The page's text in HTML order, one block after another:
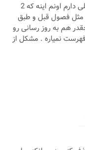
سلام ممنون از آموزش خوبتون ، من یه مشکلی دارم اونم اینه که 2
مثل فصول قبل و طبق
هم به روز رسانی رو
آخر رو در فهرست نمیاره . مشکل از